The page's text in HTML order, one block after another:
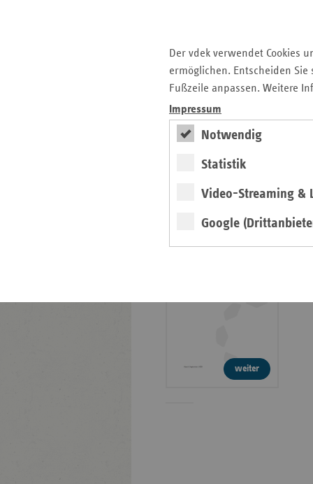
Der vdek verwendet Cookies
ermöglichen. Entscheiden
Fußzeile anpassen. Weitere
Impressum
Notwendig
Statistik
Video-Streaming &
Google
mit
weiteren
Informationen
Pressemitteilungen
Kontakt und Anfahrt
Veranstaltungen
Ansprechpartner
Verwaltungskosten in
weiter